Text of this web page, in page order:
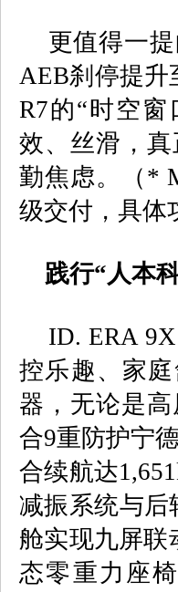
更值得一提
AEB刹停提升
R7的“时空
效、丝滑，
勤焦虑。（ *
级交付，具体
践行“人本
ID. ERA 9X
控乐趣、家
器，无论是
合9重防护宁
合续航达
减振系统与后
舱实现九屏联
态零重力座